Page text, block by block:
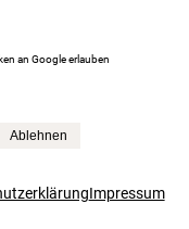
an Google erlauben
Ablehnen
Impressum